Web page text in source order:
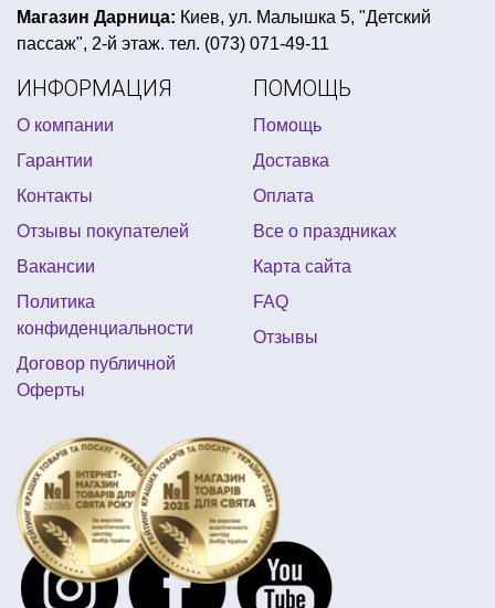
женские карнавальные костюмы купить украина
день рождения в стиле футбола
день рождения в стиле тролли
декорации в морском стиле
китайская тематическая вечеринка
мексиканская вечеринка аксессуары
сердечки гирлянда
краски грим купить
воздушные шары латекс
вечеринка в стиле ангелы и демоны
пиратские шары
декор для святого патрика купить украина
метафан купить одесса
вечеринка стиле тиффани
накладная борода и усы
Магазин Дарница: Киев, ул. Малышка 5, "Детский
пассаж", 2-й этаж. тел. (073) 071-49-11
ИНФОРМАЦИЯ
О компании
Гарантии
Контакты
Отзывы покупателей
Вакансии
Политика
конфиденциальности
Договор публичной
Оферты
ПОМОЩЬ
Помощь
Доставка
Оплата
Все о праздниках
Карта сайта
FAQ
Отзывы